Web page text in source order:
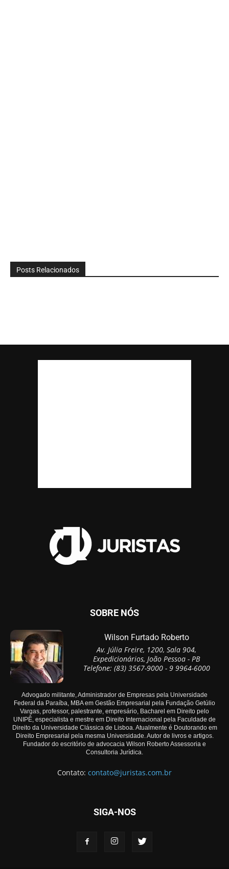
Posts Relacionados
SOBRE NÓS
Wilson Furtado Roberto
Av. Júlia Freire, 1200, Sala 904,
Expedicionários, João Pessoa - PB
Telefone: (83) 3567-9000 - 9 9964-6000
Advogado militante, Administrador de Empresas pela Universidade
Federal da Paraíba, MBA em Gestão Empresarial pela Fundação Getúlio
Vargas, professor, palestrante, empresário, Bacharel em Direito pelo
UNIPÊ, especialista e mestre em Direito Internacional pela Faculdade de
Direito da Universidade Clássica de Lisboa. Atualmente é Doutorando em
Direito Empresarial pela mesma Universidade. Autor de livros e artigos.
Fundador do escritório de advocacia Wilson Roberto Assessoria e
Consultoria Jurídica.
Contato: contato@juristas.com.br
SIGA-NOS